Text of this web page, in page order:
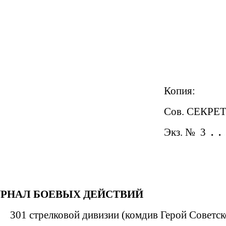
Копия:
Сов.
Экз. № 3 . .
БОЕВЫХ ДЕЙСТВИЙ
301 стрелковой дивизии (комдив Герой